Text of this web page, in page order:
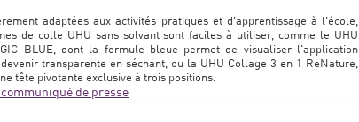
adaptées aux activités pratiques et d'apprentissage à l'école,
de colle UHU sans solvant sont faciles à utiliser, comme le UHU
BLUE, dont la formule bleue permet de visualiser l'application
transparente en séchant, ou la UHU Collage 3 en 1 ReNature,
tête pivotante exclusive à trois positions.
de presse